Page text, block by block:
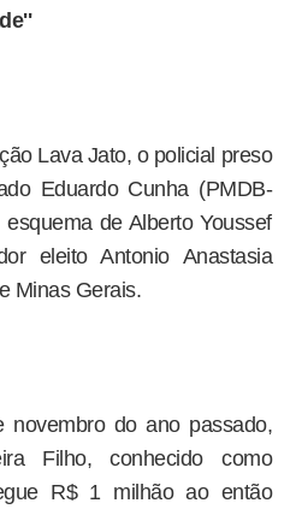
Lava Jato, o policial preso
Eduardo Cunha (PMDB-
de Alberto Youssef
eleito Antonio Anastasia
Minas Gerais.
novembro do ano passado,
Filho, conhecido como
R$ 1 milhão ao então